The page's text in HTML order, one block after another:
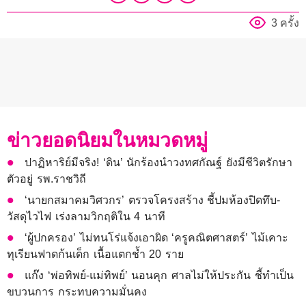
3 ครั้ง
ข่าวยอดนิยมในหมวดหมู่
ปาฏิหาริย์มีจริง! ‘ดิน’ นักร้องนำวงทศกัณฐ์ ยังมีชีวิตรักษา
ตัวอยู่ รพ.ราชวิถี
‘นายกสมาคมวิศวกร’ ตรวจโครงสร้าง ชี้ปมห้องปิดทึบ-
วัสดุไวไฟ เร่งลามวิกฤติใน 4 นาที
‘ผู้ปกครอง’ ไม่ทนโร่แจ้งเอาผิด ‘ครูคณิตศาสตร์’ ไม้เคาะ
ทุเรียนฟาดก้นเด็ก เนื้อแตกช้ำ 20 ราย
แก๊ง ‘พ่อทิพย์-แม่ทิพย์’ นอนคุก ศาลไม่ให้ประกัน ชี้ทำเป็น
ขบวนการ กระทบความมั่นคง